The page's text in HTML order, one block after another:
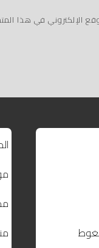
الإلكتروني في هذا